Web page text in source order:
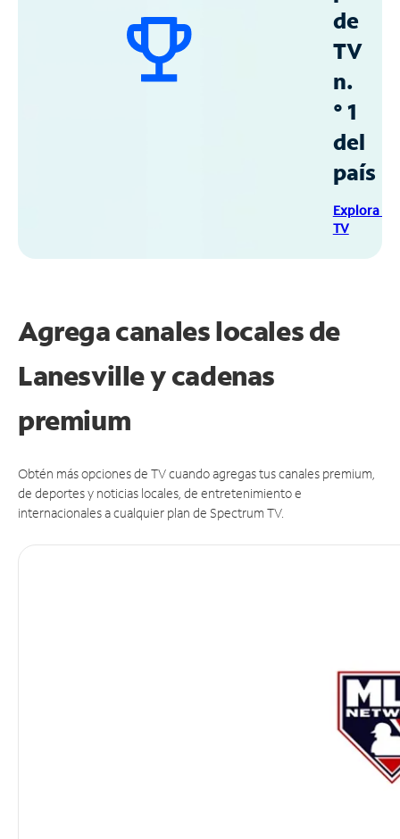
de
TV
n.
° 1
del
país
Explora
TV
Agrega canales locales de
Lanesville y cadenas
premium
Obtén más opciones de TV cuando agregas tus canales premium,
de deportes y noticias locales, de entretenimiento e
internacionales a cualquier plan de Spectrum TV.